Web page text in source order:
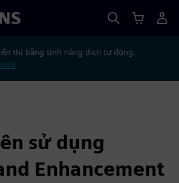
thị bằng tính năng dịch tự động.
sử dụng
Enhancement